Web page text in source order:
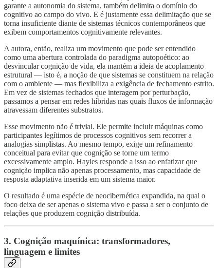
garante a autonomia do sistema, também delimita o domínio do
cognitivo ao campo do vivo. E é justamente essa delimitação que se
torna insuficiente diante de sistemas técnicos contemporâneos que
exibem comportamentos cognitivamente relevantes.
A autora, então, realiza um movimento que pode ser entendido
como uma abertura controlada do paradigma autopoético: ao
desvincular cognição de vida, ela mantém a ideia de acoplamento
estrutural — isto é, a noção de que sistemas se constituem na relação
com o ambiente — mas flexibiliza a exigência de fechamento estrito.
Em vez de sistemas fechados que interagem por perturbação,
passamos a pensar em redes híbridas nas quais fluxos de informação
atravessam diferentes substratos.
Esse movimento não é trivial. Ele permite incluir máquinas como
participantes legítimos de processos cognitivos sem recorrer a
analogias simplistas. Ao mesmo tempo, exige um refinamento
conceitual para evitar que cognição se torne um termo
excessivamente amplo. Hayles responde a isso ao enfatizar que
cognição implica não apenas processamento, mas capacidade de
resposta adaptativa inserida em um sistema maior.
O resultado é uma espécie de neocibernética expandida, na qual o
foco deixa de ser apenas o sistema vivo e passa a ser o conjunto de
relações que produzem cognição distribuída.
3. Cognição maquínica: transformadores,
linguagem e limites